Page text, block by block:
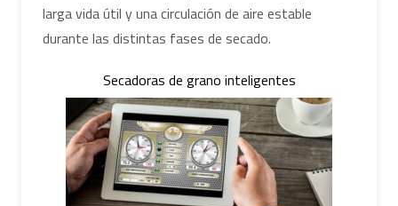
larga vida útil y una circulación de aire estable
durante las distintas fases de secado.
Secadoras de grano inteligentes